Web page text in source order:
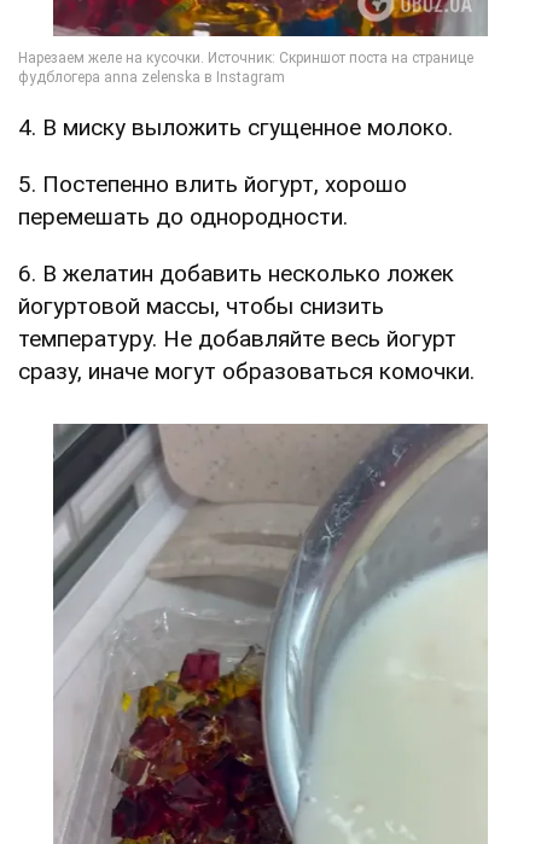
4. В миску выложить сгущенное молоко.
5. Постепенно влить йогурт, хорошо
перемешать до однородности.
6. В желатин добавить несколько ложек
йогуртовой массы, чтобы снизить
температуру. Не добавляйте весь йогурт
сразу, иначе могут образоваться комочки.